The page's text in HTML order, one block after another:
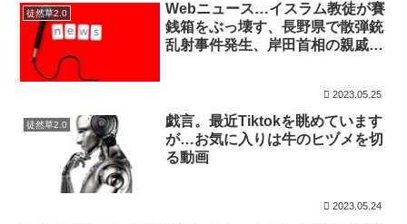
徒然草2.0
Webニュース…イスラム教徒が賽
銭箱をぶっ壊す、長野県で散弾銃
乱射事件発生、岸田首相の親戚・
2023.05.25
徒然草2.0
戯言。最近Tiktokを眺めています
が…お気に入りは牛のヒヅメを切
る動画
2023.05.24